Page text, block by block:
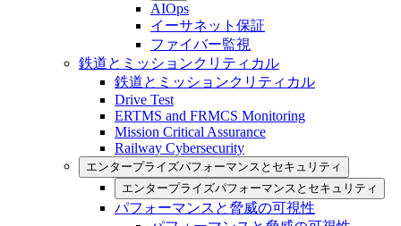
AIOps
イーサネット保証
ファイバー監視
鉄道とミッションクリティカル
鉄道とミッションクリティカル
Drive Test
ERTMS and FRMCS Monitoring
Mission Critical Assurance
Railway Cybersecurity
エンタープライズパフォーマンスとセキュリティ
エンタープライズパフォーマンスとセキュリティ
パフォーマンスと脅威の可視性